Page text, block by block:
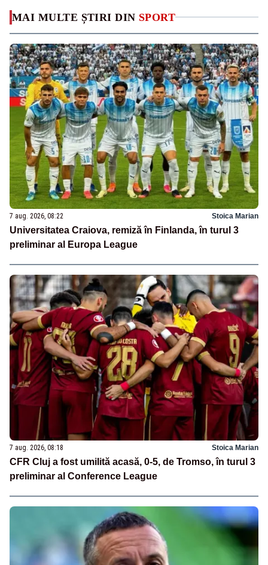
MAI MULTE ȘTIRI DIN SPORT
7 aug. 2026, 08:22 Stoica Marian
Universitatea Craiova, remiză în Finlanda, în turul 3
preliminar al Europa League
7 aug. 2026, 08:18 Stoica Marian
CFR Cluj a fost umilită acasă, 0-5, de Tromso, în turul 3
preliminar al Conference League